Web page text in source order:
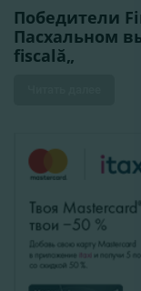
Победители
Пасхальном
fiscală„